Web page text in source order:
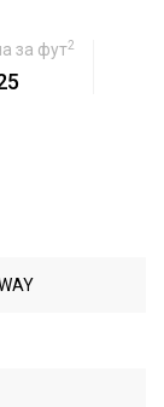
за фут2